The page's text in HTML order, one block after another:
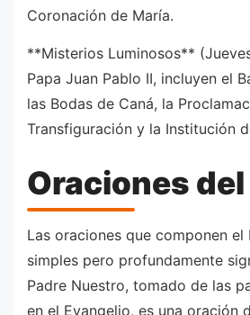
Coronación de María.
**Misterios Luminosos**
Papa Juan Pablo II, incluyen el
las Bodas de Caná, la
Transfiguración y la Institución
Oraciones
Las oraciones que componen el
simples pero profundamente
Padre Nuestro, tomado de las
en el Evangelio, es una oración